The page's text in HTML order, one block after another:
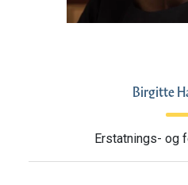
Birgitte
Erstatnings- og